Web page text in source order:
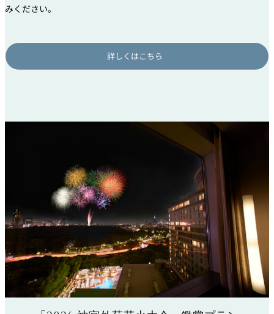
みください。
詳しくはこちら